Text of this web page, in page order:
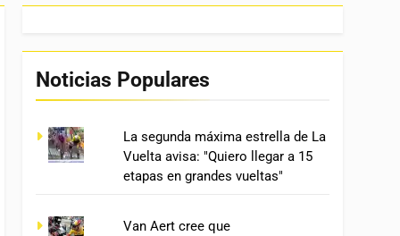
Noticias Populares
La segunda máxima estrella de La
Vuelta avisa: "Quiero llegar a 15
etapas en grandes vueltas"
Van Aert cree que